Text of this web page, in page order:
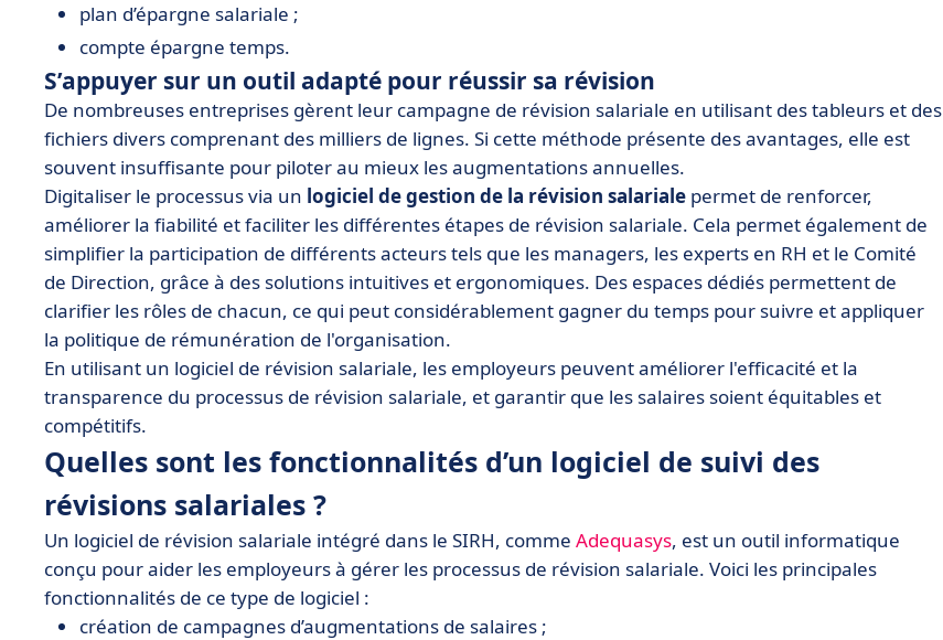
plan d’épargne salariale ;
compte épargne temps.
S’appuyer sur un outil adapté pour réussir sa révision
De nombreuses entreprises gèrent leur campagne de révision salariale en utilisant des tableurs et des
fichiers divers comprenant des milliers de lignes. Si cette méthode présente des avantages, elle est
souvent insuffisante pour piloter au mieux les augmentations annuelles.
Digitaliser le processus via un logiciel de gestion de la révision salariale permet de renforcer,
améliorer la fiabilité et faciliter les différentes étapes de révision salariale. Cela permet également de
simplifier la participation de différents acteurs tels que les managers, les experts en RH et le Comité
de Direction, grâce à des solutions intuitives et ergonomiques. Des espaces dédiés permettent de
clarifier les rôles de chacun, ce qui peut considérablement gagner du temps pour suivre et appliquer
la politique de rémunération de l'organisation.
En utilisant un logiciel de révision salariale, les employeurs peuvent améliorer l'efficacité et la
transparence du processus de révision salariale, et garantir que les salaires soient équitables et
compétitifs.
Quelles sont les fonctionnalités d’un logiciel de suivi des
révisions salariales ?
Un logiciel de révision salariale intégré dans le SIRH, comme Adequasys, est un outil informatique
conçu pour aider les employeurs à gérer les processus de révision salariale. Voici les principales
fonctionnalités de ce type de logiciel :
création de campagnes d’augmentations de salaires ;